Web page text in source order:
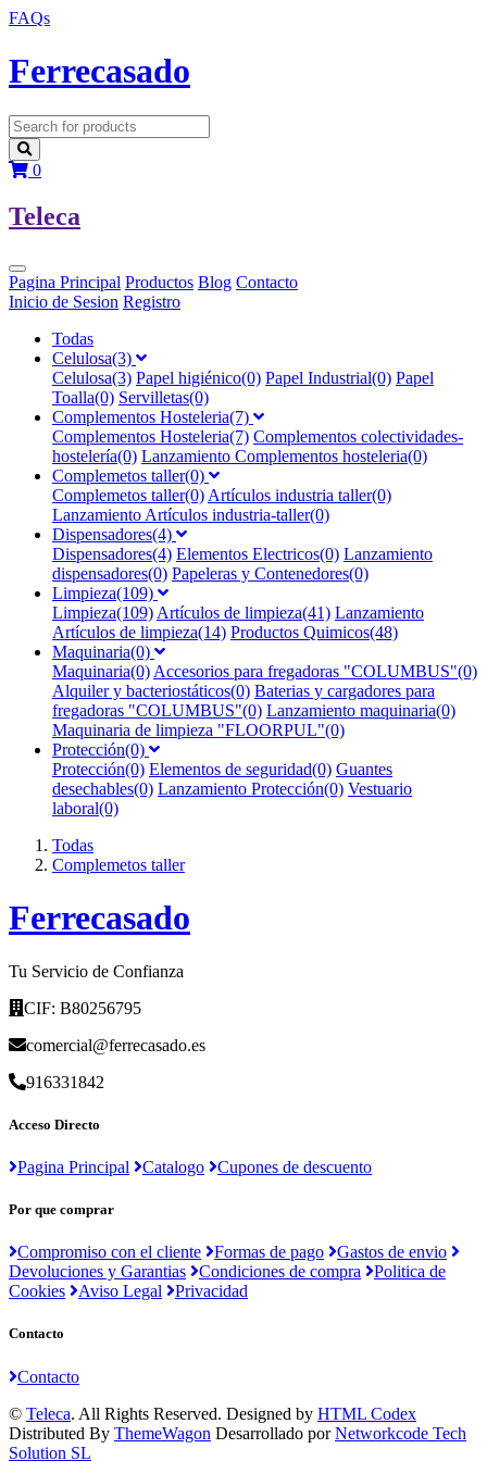
FAQs
Ferrecasado
0
Teleca
Pagina Principal Productos Blog Contacto
Inicio de Sesion Registro
Todas
Celulosa(3)
Celulosa(3) Papel higiénico(0) Papel Industrial(0) Papel
Toalla(0) Servilletas(0)
Complementos Hosteleria(7)
Complementos Hosteleria(7) Complementos colectividades-
hostelería(0) Lanzamiento Complementos hosteleria(0)
Complemetos taller(0)
Complemetos taller(0) Artículos industria taller(0)
Lanzamiento Artículos industria-taller(0)
Dispensadores(4)
Dispensadores(4) Elementos Electricos(0) Lanzamiento
dispensadores(0) Papeleras y Contenedores(0)
Limpieza(109)
Limpieza(109) Artículos de limpieza(41) Lanzamiento
Artículos de limpieza(14) Productos Quimicos(48)
Maquinaria(0)
Maquinaria(0) Accesorios para fregadoras "COLUMBUS"(0)
Alquiler y bacteriostáticos(0) Baterias y cargadores para
fregadoras "COLUMBUS"(0) Lanzamiento maquinaria(0)
Maquinaria de limpieza "FLOORPUL"(0)
Protección(0)
Protección(0) Elementos de seguridad(0) Guantes
desechables(0) Lanzamiento Protección(0) Vestuario
laboral(0)
Todas
Complemetos taller
Ferrecasado
Tu Servicio de Confianza
CIF: B80256795
comercial@ferrecasado.es
916331842
Acceso Directo
Pagina Principal Catalogo Cupones de descuento
Por que comprar
Compromiso con el cliente Formas de pago
Gastos de envio
Devoluciones y Garantias
Condiciones de compra
Politica de
Cookies
Aviso Legal Privacidad
Contacto
Contacto
© Teleca. All Rights Reserved. Designed by HTML Codex
Distributed By ThemeWagon Desarrollado porNetworkcode Tech
Solution SL